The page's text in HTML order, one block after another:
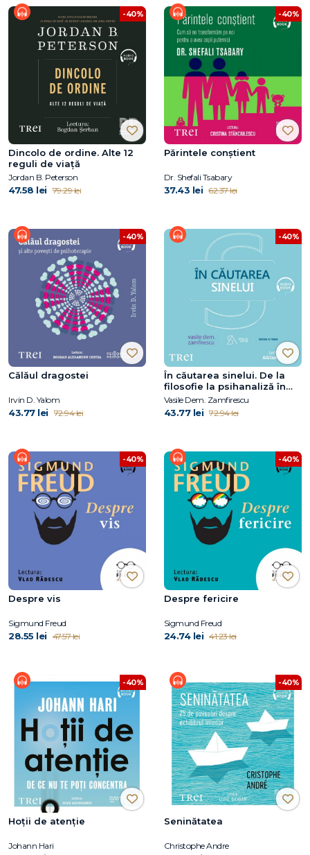
-40%
Dincolo de ordine. Alte 12
reguli de viață
Jordan B. Peterson
47.58 lei 79.29 lei
-40%
Părintele conştient
Dr. Shefali Tsabary
37.43 lei 62.37 lei
-40%
Călăul dragostei
Irvin D. Yalom
43.77 lei 72.94 lei
-40%
În căutarea sinelui. De la
filosofie la psihanaliză în
comunism
Vasile Dem. Zamfirescu
43.77 lei 72.94 lei
-40%
Despre vis
Sigmund Freud
28.55 lei 47.57 lei
-40%
Despre fericire
Sigmund Freud
24.74 lei 41.23 lei
-40%
Hoții de atenție
Johann Hari
-40%
Seninătatea
Christophe Andre